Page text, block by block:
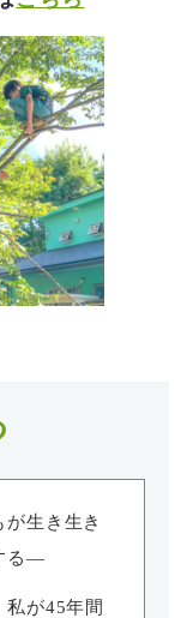
生き生き
る―
私が45年間